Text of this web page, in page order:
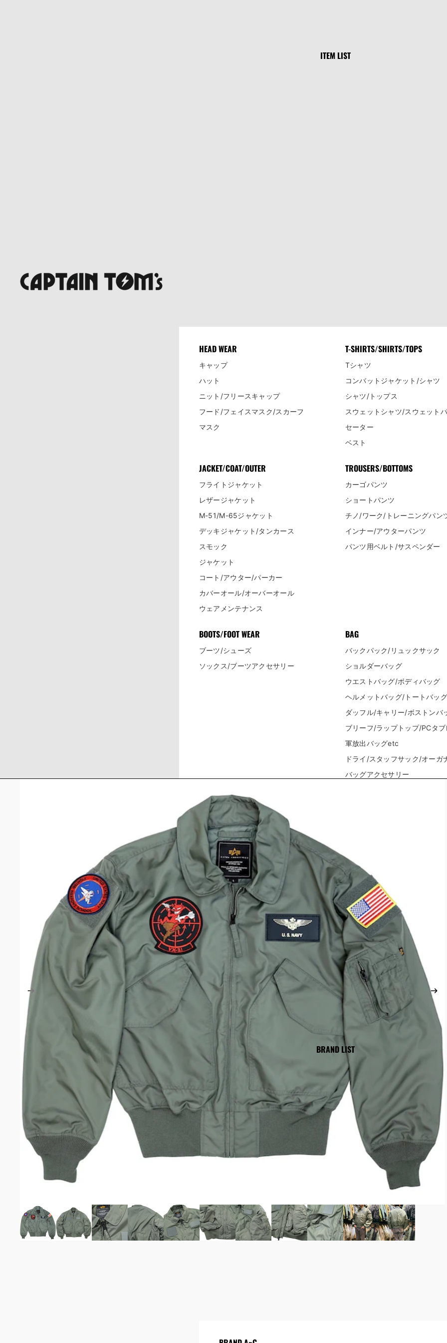
ITEM LIST
HEAD WEAR
キャップ
ハット
ニット/フリースキャップ
フード/フェイスマスク/スカーフ
マスク
T-SHIRTS/SHIRTS/TOPS
Tシャツ
コンバットジャケット/シャツ
シャツ/トップス
スウェットシャツ/スウェット
セーター
ベスト
JACKET/COAT/OUTER
フライトジャケット
レザージャケット
M-51/M-65ジャケット
デッキジャケット/タンカース
スモック
ジャケット
コート/アウター/パーカー
カバーオール/オーバーオール
ウェアメンテナンス
TROUSERS/BOTTOMS
カーゴパンツ
ショートパンツ
チノ/ワーク/トレーニングパン
インナー/アウターパンツ
パンツ用ベルト/サスペンダー
BOOTS/FOOT WEAR
ブーツ/シューズ
ソックス/ブーツアクセサリー
BAG
バックパック/リュックサック
ショルダーバッグ
ウエストバッグ/ボディバッグ
ヘルメットバッグ/トートバッグ
ダッフル/キャリー/ボストンバ
ブリーフ/ラップトップ/PCタ
軍放出バッグetc
ドライ/スタッフサック/オーガ
バッグアクセサリー
POUCH
AMMO/SAWポーチ
マガジンポーチ
ショットシェルポーチ
ダンプポーチ
キャンティーンポーチ
グレネードポーチ
ラジオ/モバイルポーチ
メディカルポーチ
ユーティリティー/アドミンポーチ
ライト/ツール/アイウェアポーチ
TACTICAL GEAR
ベスト/ リグ/ ハーネス
ヘルメット
アイウェア
エルボーパット／ニーパット
グローブ
イヤーマフ/ヘッドセット
ガンアクセサリー
ホルスター類
ピストルベルト（弾帯）/サスペンダー
フラッシュライト/発光機器
ウォッチ
OUTDOOR ADVENTURE
食器カトラリー/ストーブ/ライター 着火系
パラコード/ロープ/カラビナ
マルチ/レスキューツール
MILITARY LIFE STYLE
DOG-TAG（認識票）
ピンバッチ
書籍
etc ミリタリーグッズ
BRAND LIST